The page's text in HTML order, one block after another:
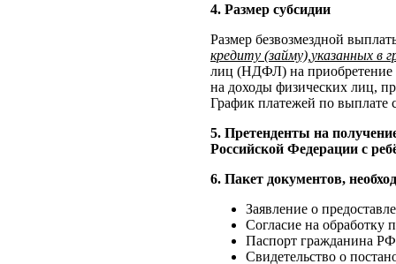
4. Размер субсидии
Размер безвозмездной
кредиту (займу),указанных в
лиц (НДФЛ) на приобретение
на доходы физических лиц,
График платежей по выплате
5. Претенденты на
Российской Федерации с
6. Пакет документов,
Заявление о
Согласие на обработку
Паспорт гражданина
Свидетельство о